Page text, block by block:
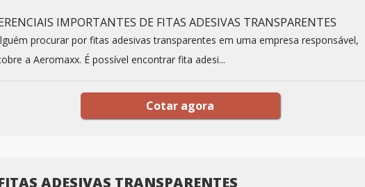
IMPORTANTES DE FITAS ADESIVAS TRANSPARENTES
procurar por fitas adesivas transparentes em uma empresa responsável,
a Aeromaxx. É possível encontrar fita adesi...
Cotar agora
ADESIVAS TRANSPARENTES